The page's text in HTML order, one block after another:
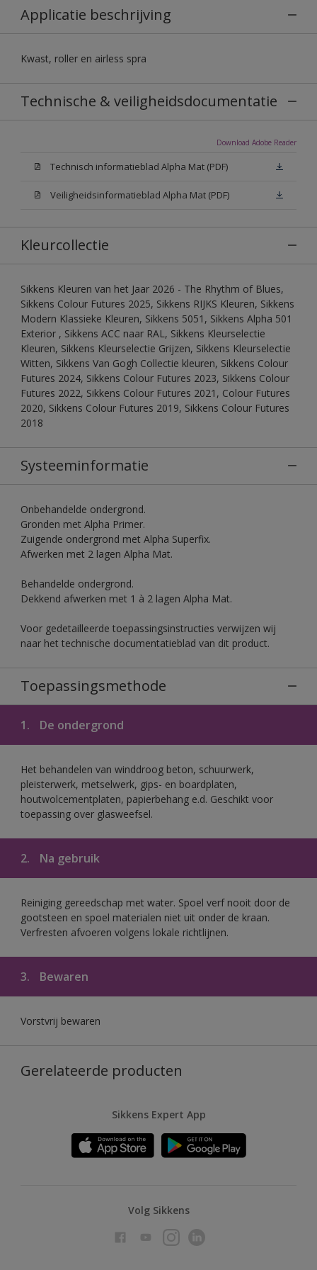
Applicatie beschrijving
Kwast, roller en airless spra
Technische & veiligheidsdocumentatie
Download Adobe Reader
Technisch informatieblad Alpha Mat (PDF)
Veiligheidsinformatieblad Alpha Mat (PDF)
Kleurcollectie
Sikkens Kleuren van het Jaar 2026 - The Rhythm of Blues,
Sikkens Colour Futures 2025, Sikkens RIJKS Kleuren, Sikkens
Modern Klassieke Kleuren, Sikkens 5051, Sikkens Alpha 501
Exterior , Sikkens ACC naar RAL, Sikkens Kleurselectie
Kleuren, Sikkens Kleurselectie Grijzen, Sikkens Kleurselectie
Witten, Sikkens Van Gogh Collectie kleuren, Sikkens Colour
Futures 2024, Sikkens Colour Futures 2023, Sikkens Colour
Futures 2022, Sikkens Colour Futures 2021, Colour Futures
2020, Sikkens Colour Futures 2019, Sikkens Colour Futures
2018
Systeeminformatie
Onbehandelde ondergrond.
Gronden met Alpha Primer.
Zuigende ondergrond met Alpha Superfix.
Afwerken met 2 lagen Alpha Mat.
Behandelde ondergrond.
Dekkend afwerken met 1 à 2 lagen Alpha Mat.
Voor gedetailleerde toepassingsinstructies verwijzen wij
naar het technische documentatieblad van dit product.
Toepassingsmethode
1. De ondergrond
Het behandelen van winddroog beton, schuurwerk,
pleisterwerk, metselwerk, gips- en boardplaten,
houtwolcementplaten, papierbehang e.d. Geschikt voor
toepassing over glasweefsel.
2. Na gebruik
Reiniging gereedschap met water. Spoel verf nooit door de
gootsteen en spoel materialen niet uit onder de kraan.
Verfresten afvoeren volgens lokale richtlijnen.
3. Bewaren
Vorstvrij bewaren
Gerelateerde producten
Sikkens Expert App
Volg Sikkens